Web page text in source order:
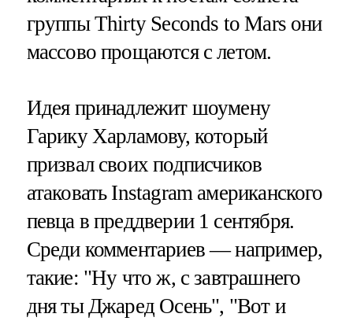
группы Thirty Seconds to Mars они
массово прощаются с летом.
Идея принадлежит шоумену
Гарику Харламову, который
призвал своих подписчиков
атаковать Instagram американского
певца в преддверии 1 сентября.
Среди комментариев — например,
такие: "Ну что ж, с завтрашнего
дня ты Джаред Осень", "Вот и